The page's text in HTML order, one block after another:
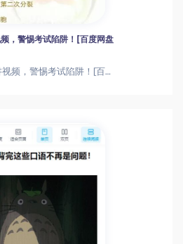
，警惕考试陷阱！[百度网盘
煜姐高考陷阱200道题精讲视频，警惕考试陷阱！[百度网盘分享]